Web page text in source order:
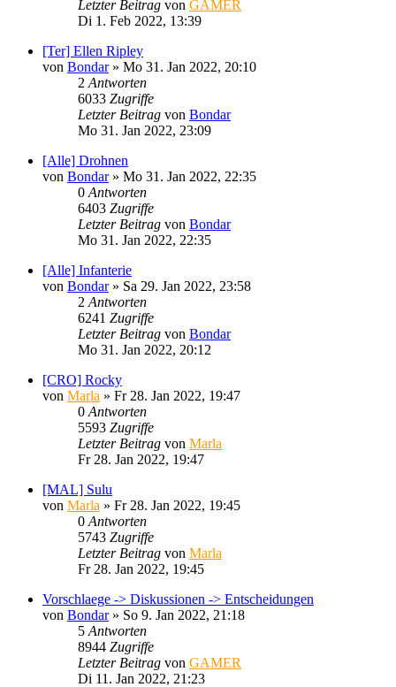
Letzter Beitrag von GAMER
Di 1. Feb 2022, 13:39
[Ter] Ellen Ripley
von Bondar» Mo 31. Jan 2022, 20:10
2 Antworten
6033 Zugriffe
Letzter Beitrag von Bondar
Mo 31. Jan 2022, 23:09
[Alle] Drohnen
von Bondar» Mo 31. Jan 2022, 22:35
0 Antworten
6403 Zugriffe
Letzter Beitrag von Bondar
Mo 31. Jan 2022, 22:35
[Alle] Infanterie
von Bondar» Sa 29. Jan 2022, 23:58
2 Antworten
6241 Zugriffe
Letzter Beitrag von Bondar
Mo 31. Jan 2022, 20:12
[CRO] Rocky
von Marla » Fr 28. Jan 2022, 19:47
0 Antworten
5593 Zugriffe
Letzter Beitrag von Marla
Fr 28. Jan 2022, 19:47
[MAL] Sulu
von Marla » Fr 28. Jan 2022, 19:45
0 Antworten
5743 Zugriffe
Letzter Beitrag von Marla
Fr 28. Jan 2022, 19:45
Vorschlaege -> Diskussionen -> Entscheidungen
von Bondar» So 9. Jan 2022, 21:18
5 Antworten
8944 Zugriffe
Letzter Beitrag von GAMER
Di 11. Jan 2022, 21:23